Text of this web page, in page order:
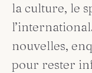
la culture, le
nouvelles,
pour rester